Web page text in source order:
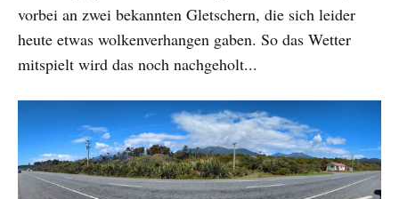
vorbei an zwei bekannten Gletschern, die sich leider
heute etwas wolkenverhangen gaben. So das Wetter
mitspielt wird das noch nachgeholt...